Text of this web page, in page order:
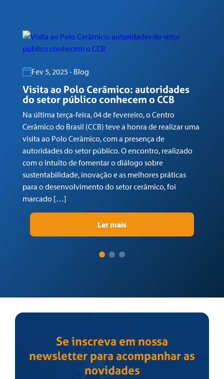
Fev 5, 2025 - Blog
Visita ao Polo Cerâmico: autoridades
do setor público conhecem o CCB
Na última terça-feira, 04 de fevereiro, o Centro
Cerâmico do Brasil (CCB) teve a honra de realizar uma
visita ao Polo Cerâmico, com a presença de
autoridades do setor público. O encontro, realizado
com o intuito de fomentar o diálogo sobre
sustentabilidade, inovação e as melhores práticas
para o desenvolvimento do setor cerâmico, foi
marcado […]
Ler mais
Se inscreva em nossa
newsletter para acompanhar as
novidades